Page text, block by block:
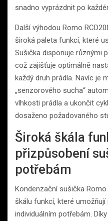
snadno vyprázdnit po
Další výhodou Romo
široká paleta funkcí, které
Sušička disponuje různými
což zajišťuje optimálně
každý druh prádla. Navíc je
„senzorového sucha“
vlhkosti prádla a ukončit
dosaženo požadovaného
Široká škála
přizpůsobení
potřebám
Kondenzační sušička
škálu funkcí, které
individuálním potřebám.